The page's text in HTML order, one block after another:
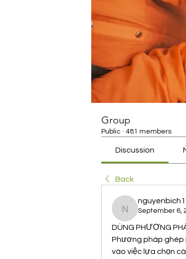
Group
Public · 481 members
Discussion
Back
September 6,
DÙNG PHƯƠNG
Phương pháp ghép
vào việc lựa chọn